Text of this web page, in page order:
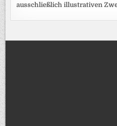
ausschließlich illustrativen